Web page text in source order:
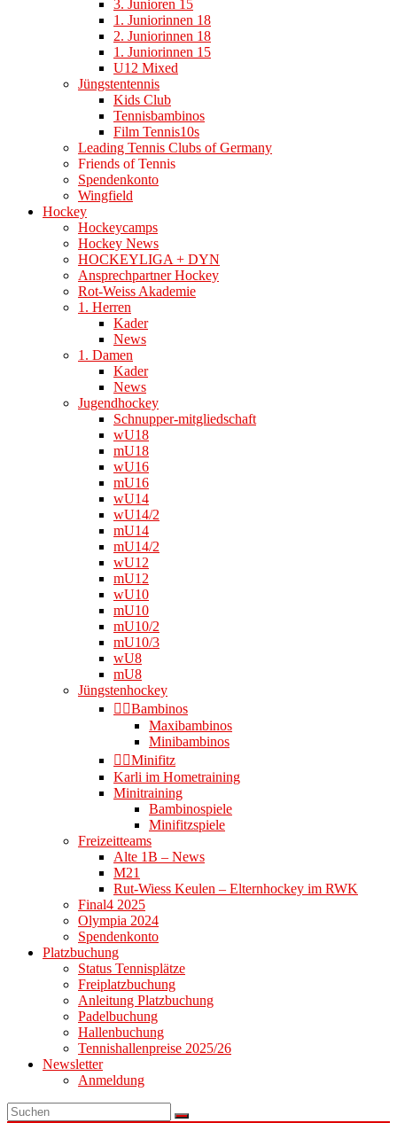
3. Junioren 15
1. Juniorinnen 18
2. Juniorinnen 18
1. Juniorinnen 15
U12 Mixed
Jüngstentennis
Kids Club
Tennisbambinos
Film Tennis10s
Leading Tennis Clubs of Germany
Friends of Tennis
Spendenkonto
Wingfield
Hockey
Hockeycamps
Hockey News
HOCKEYLIGA + DYN
Ansprechpartner Hockey
Rot-Weiss Akademie
1. Herren
Kader
News
1. Damen
Kader
News
Jugendhockey
Schnupper-mitgliedschaft
wU18
mU18
wU16
mU16
wU14
wU14/2
mU14
mU14/2
wU12
mU12
wU10
mU10
mU10/2
mU10/3
wU8
mU8
Jüngstenhockey
👉🏻Bambinos
Maxibambinos
Minibambinos
👉🏻Minifitz
Karli im Hometraining
Minitraining
Bambinospiele
Minifitzspiele
Freizeitteams
Alte 1B – News
M21
Rut-Wiess Keulen – Elternhockey im RWK
Final4 2025
Olympia 2024
Spendenkonto
Platzbuchung
Status Tennisplätze
Freiplatzbuchung
Anleitung Platzbuchung
Padelbuchung
Hallenbuchung
Tennishallenpreise 2025/26
Newsletter
Anmeldung